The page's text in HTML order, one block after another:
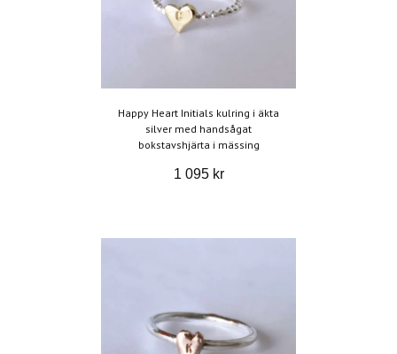
Happy Heart Initials kulring i äkta
silver med handsågat
bokstavshjärta i mässing
1 095 kr